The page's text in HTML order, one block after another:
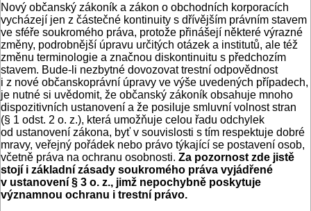
Nový občanský zákoník a zákon o obchodních korporacích
vycházejí jen z částečné kontinuity s dřívějším právním stavem
ve sféře soukromého práva, protože přinášejí některé výrazné
změny, podrobnější úpravu určitých otázek a institutů, ale též
změnu terminologie a značnou diskontinuitu s předchozím
stavem. Bude-li nezbytné dovozovat trestní odpovědnost
i z nové občanskoprávní úpravy ve výše uvedených případech,
je nutné si uvědomit, že občanský zákoník obsahuje mnoho
dispozitivních ustanovení a že posiluje smluvní volnost stran
(§ 1 odst. 2 o. z.), která umožňuje celou řadu odchylek
od ustanovení zákona, byť v souvislosti s tím respektuje dobré
mravy, veřejný pořádek nebo právo týkající se postavení osob,
včetně práva na ochranu osobnosti. Za pozornost zde jistě
stojí i základní zásady soukromého práva vyjádřené
v ustanovení § 3 o. z., jimž nepochybně poskytuje
významnou ochranu i trestní právo.